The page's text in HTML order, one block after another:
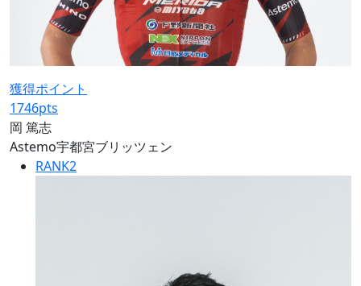
獲得ポイント
1746pts
岡 篤志
Astemo宇都宮ブリッツェン
RANK2